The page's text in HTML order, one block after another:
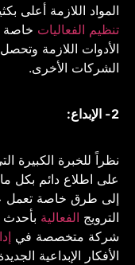
المواد اللازمة أعلى
تنظيم الفعاليات خاصة
الأدوات اللازمة
الشركات الأخرى.
2- الإبداع:
نظراً للخبرة الكبيرة
على اطلاع دائم بكل
إلى طرق خاصة تعمل
الترويج الفعالية بأحدث
شركة متخصصة في
الأفكار الإبداعية